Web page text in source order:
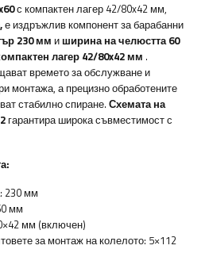
с компактен лагер 42/80x42 мм,
е издръжлив компонент за барабанни
230 мм и ширина на челюстта 60
лагер 42/80x42 мм .
времето за обслужване и
монтажа, а прецизно обработените
стабилно спиране. Схемата на
гарантира широка съвместимост с
230 мм
​​мм
мм (включен)
за монтаж на колелото: 5×112